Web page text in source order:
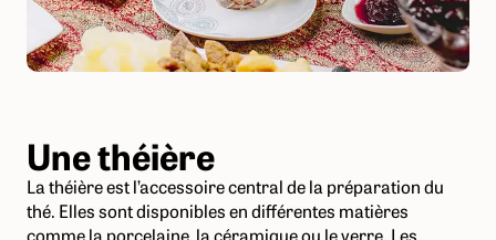
Une théière
La théière est l’accessoire central de la préparation du
thé. Elles sont disponibles en différentes matières
comme la porcelaine, la céramique ou le verre. Les